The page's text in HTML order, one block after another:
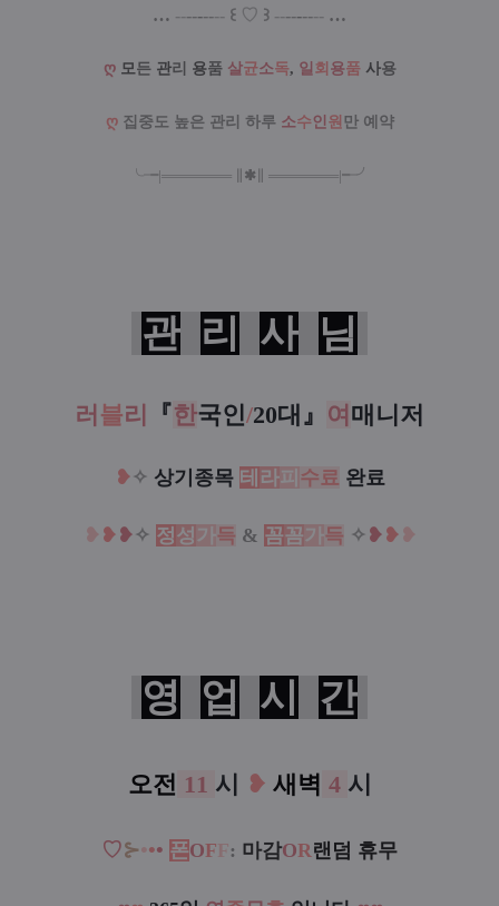
… --------- ꒰ ♡ ꒱ --------- …
ღ 모든 관리 용품 살균소독, 일 회 용품 사용
ღ 집중도 높은 관리 하루 소수인 원 만 예약
╰╼|═══════ ✱ ═══════|╾╯
관 리 사 님
러 블리 『한국인/20대 』 여 매니저
❥ ✧ 상기종목 테 라피 수료 완료
❥ ❥ ❥ ✧ 정성 가득 & 꼼꼼가득 ✧ ❥ ❥ ❥
영 업 시 간
오전 11 시 ❥ 새벽 4 시
♡⊱••• 폰OFF: 마감OR랜덤 휴무